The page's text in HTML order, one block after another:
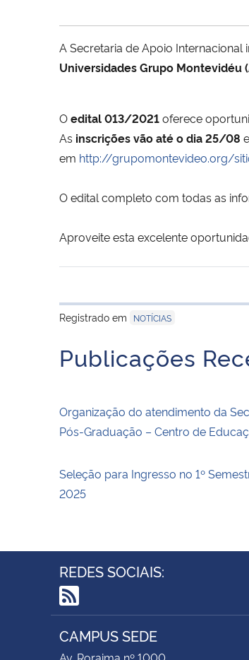
A Secretaria de Apoio
Universidades Grupo Montevidéu
Oedital 013/2021oferece
As inscriçõesvão até o dia 25/08
em http://grupomontevideo.org/
O edital completo com todas as
Aproveite esta excelente
Registrado em
NOTÍCIAS
Publicações
Organização do atendimento da
Pós-Graduação – Centro de
Seleção para Ingresso no 1º
2025
REDES SOCIAIS:
RSS
CAMPUS SEDE
Av. Roraima nº 1000